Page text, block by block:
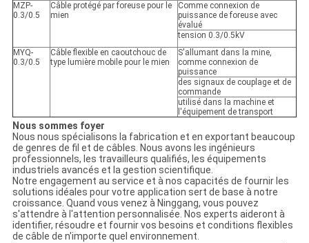
MZP-
0.3/0.5
Câble protégé par foreuse pour le
mien
Comme connexion de
puissance de foreuse avec
évalué
tension 0.3/0.5kV
MYQ-
0.3/0.5
Câble flexible en caoutchouc de
type lumière mobile pour le mien
S'allumant dans la mine,
comme connexion de
puissance
des signaux de couplage et de
commande
utilisé dans la machine et
l'équipement de transport
Nous sommes foyer
Nous nous spécialisons la fabrication et en exportant beaucoup
de genres de fil et de câbles. Nous avons les ingénieurs
professionnels, les travailleurs qualifiés, les équipements
industriels avancés et la gestion scientifique.
Notre engagement au service et à nos capacités de fournir les
solutions idéales pour votre application sert de base à notre
croissance. Quand vous venez à Ninggang, vous pouvez
s'attendre à l'attention personnalisée. Nos experts aideront à
identifier, résoudre et fournir vos besoins et conditions flexibles
de câble de n'importe quel environnement.